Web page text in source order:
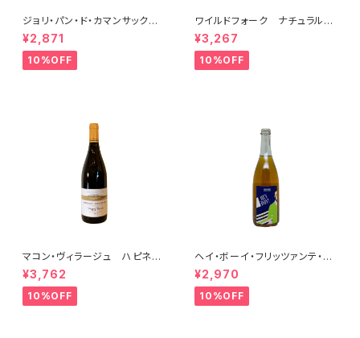
ジョリ・パン・ド・カマンサック 2
018
¥2,871
10%OFF
ワイルドフォーク ナチュラル
シャルドネ 2023
¥3,267
10%OFF
マコン・ヴィラージュ ハピネ
ス 2023 ブレノ・ベランジェ
¥3,762
10%OFF
ヘイ・ボーイ・フリッツァンテ・ビ
アンコ 2022 オールド・ボー
イ
¥2,970
10%OFF